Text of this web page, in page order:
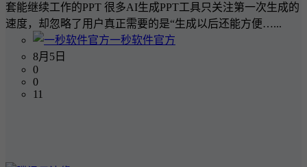
套能继续工作的PPT 很多AI生成PPT工具只关注第一次生成的
速度，却忽略了用户真正需要的是“生成以后还能方便…...
一秒软件官方
8月5日
0
0
11